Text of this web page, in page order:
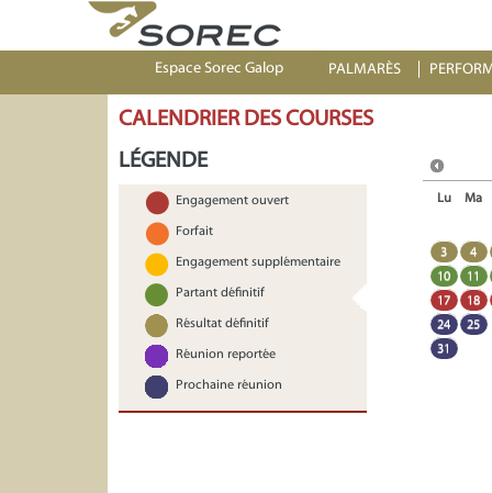
Espace Sorec Galop PALMARÈS
CALENDRIER DES COURSES
LÉGENDE
Engagement ouvert
Forfait
Engagement supplémentaire
Partant définitif
Résultat définitif
Réunion reportée
Prochaine réunion
Lu Ma
3
4
10
11
17
18
24
25
31